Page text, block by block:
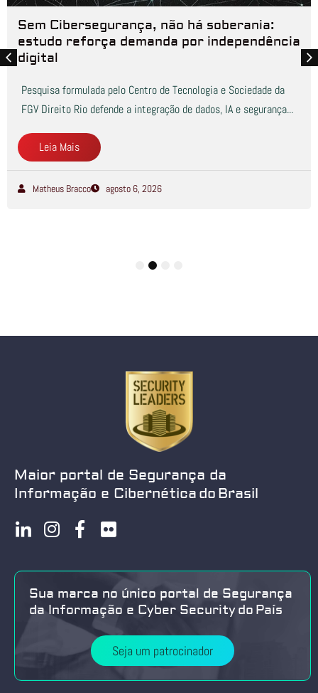
Sem Cibersegurança, não há soberania:
estudo reforça demanda por independência
digital
Pesquisa formulada pelo Centro de Tecnologia e Sociedade da
FGV Direito Rio defende a integração de dados, IA e segurança...
Leia Mais
Matheus Bracco agosto 6, 2026
Maior portal de Segurança da
Informação e Cibernética do Brasil
Sua marca no único portal de Segurança
da Informação e Cyber Security do País
Seja um patrocinador